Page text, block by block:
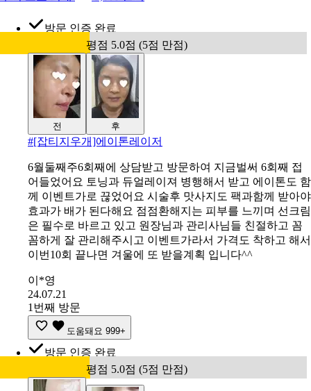
방문 인증 완료
평점 5.0점 (5점 만점)
전 후
#[잡티지우개]에이톤레이저
6월둘째주6회째에 상담받고 방문하여 지금벌써 6회째 접
어들었어요 토닝과 듀얼레이져 병행해서 받고 에이톤도 함
께 이벤트가로 끊었어요 시술후 맛사지도 팩과함께 받아야
효과가 배가 된다해요 점점환해지는 피부를 느끼며 선크림
은 필수로 바르고 있고 원장님과 관리사님들 친절하고 꼼
꼼하게 잘 관리해주시고 이벤트가라서 가격도 착하고 해서
이번10회 끝나면 겨울에 또 받을계획 입니다^^
이*영
24.07.21
1번째 방문
도움돼요 999+
방문 인증 완료
평점 5.0점 (5점 만점)